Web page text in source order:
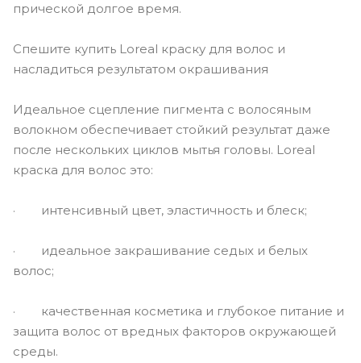
прической долгое время.
Спешите купить Loreal краску для волос и
насладиться результатом окрашивания
Идеальное сцепление пигмента с волосяным
волокном обеспечивает стойкий результат даже
после нескольких циклов мытья головы. Loreal
краска для волос это:
· интенсивный цвет, эластичность и блеск;
· идеальное закрашивание седых и белых
волос;
· качественная косметика и глубокое питание и
защита волос от вредных факторов окружающей
среды.